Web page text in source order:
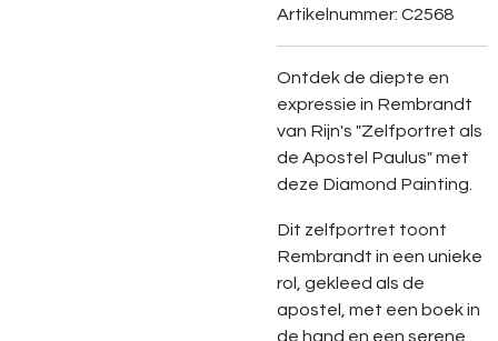
Artikelnummer: C2568
Ontdek de diepte en
expressie in Rembrandt
van Rijn's "Zelfportret als
de Apostel Paulus" met
deze Diamond Painting.
Dit zelfportret toont
Rembrandt in een unieke
rol, gekleed als de
apostel, met een boek in
de hand en een serene